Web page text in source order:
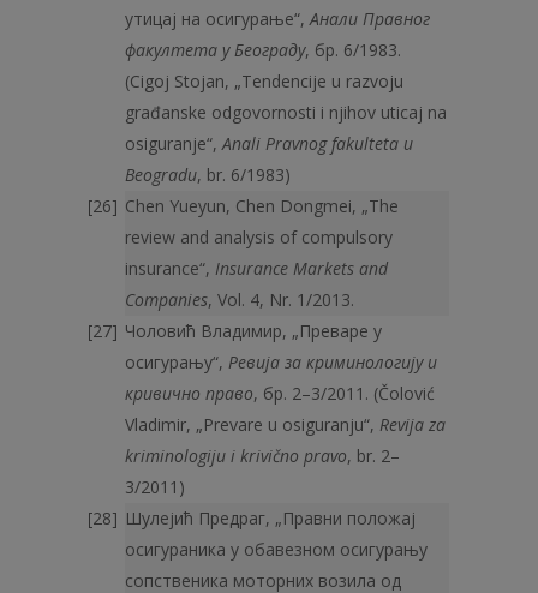
утицај на осигурање“,Анали Правног
факултета у Београду, бр. 6/1983.
(Cigoj Stojan, „Tendencije u razvoju
građanske odgovornosti i njihov uticaj na
osiguranje“,Anali Pravnog fakulteta u
Beogradu, br. 6/1983)
Chen Yueyun, Chen Dongmei, „The
review and analysis of compulsory
insurance“, Insurance Markets and
Companies, Vol. 4, Nr. 1/2013.
Чоловић Владимир, „Преваре у
осигурању“, Ревија за криминологију и
кривично право, бр. 2–3/2011. (Čolović
Vladimir, „Prevare u osiguranju“, Revija za
kriminologiju i krivično pravo, br. 2–
3/2011)
Шулејић Предраг, „Правни положај
осигураника у обавезном осигурању
сопственика моторних возила од